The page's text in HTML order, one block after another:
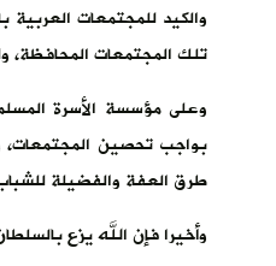
والكيد للمجتمعات
تلك المجتمعات المحافظة،
وعلى مؤسسة الأسرة
بواجب تحصين المجتمعات،
طرق العفة والفضيلة
وأخيرا فإن الله يزع